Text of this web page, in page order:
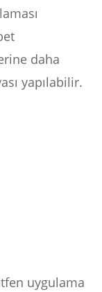
daha
yapılabilir.
uygulama